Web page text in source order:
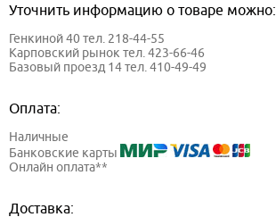
Уточнить информацию о товаре можно:
Генкиной 40 тел. 218-44-55
Карповский рынок тел. 423-66-46
Базовый проезд 14 тел. 410-49-49
Оплата:
Наличные
Банковские карты
Онлайн оплата**
Доставка: